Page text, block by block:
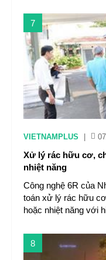
7
VIETNAMPLUS
Xử lý rác hữu cơ,
nhiệt năng
Công nghệ 6R của
toán xử lý rác hữu
hoặc nhiệt năng với
8